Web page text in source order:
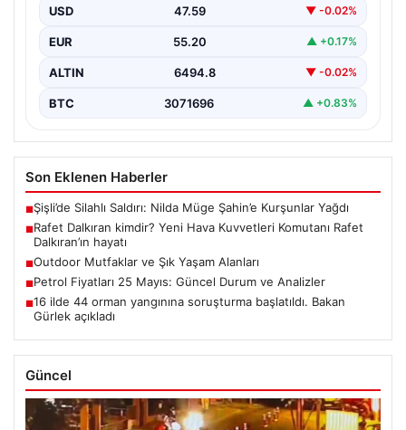
USD 47.59 ▼ -0.02%
EUR 55.20 ▲ +0.17%
ALTIN 6494.8 ▼ -0.02%
BTC 3071696 ▲ +0.83%
Son Eklenen Haberler
■Şişli’de Silahlı Saldırı: Nilda Müge Şahin’e Kurşunlar Yağdı
■Rafet Dalkıran kimdir? Yeni Hava Kuvvetleri Komutanı Rafet
Dalkıran’ın hayatı
■Outdoor Mutfaklar ve Şık Yaşam Alanları
■Petrol Fiyatları 25 Mayıs: Güncel Durum ve Analizler
■16 ilde 44 orman yangınına soruşturma başlatıldı. Bakan
Gürlek açıkladı
Güncel